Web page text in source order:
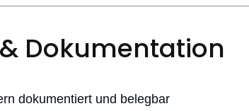
Dokumentation
dokumentiert und belegbar